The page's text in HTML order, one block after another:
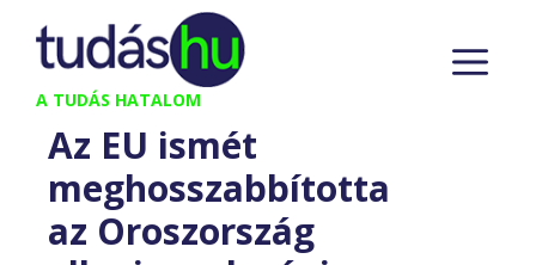
Kilépés
tartalomba
A TUDÁS HATALOM
Az EU ismét
meghosszabbította
az Oroszország